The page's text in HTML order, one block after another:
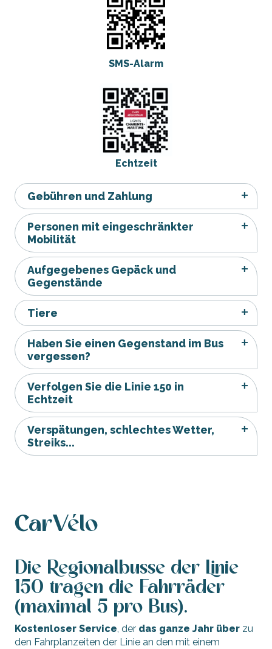
SMS-Alarm
Echtzeit
Gebühren und Zahlung
Personen mit eingeschränkter
Mobilität
Aufgegebenes Gepäck und
Gegenstände
Tiere
Haben Sie einen Gegenstand im Bus
vergessen?
Verfolgen Sie die Linie 150 in
Echtzeit
Verspätungen, schlechtes Wetter,
Streiks...
CarVélo
Die Regionalbusse der Linie
150 tragen die Fahrräder
(maximal 5 pro Bus).
Kostenloser Service, der das ganze Jahr über zu
den Fahrplanzeiten der Linie an den mit einem